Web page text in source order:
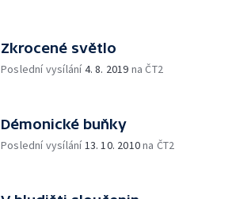
Zkrocené světlo
Poslední vysílání4. 8. 2019 na ČT2
Démonické buňky
Poslední vysílání13. 10. 2010na ČT2